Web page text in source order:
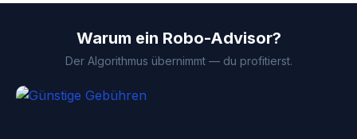
Warum ein Robo-Advisor?
Der Algorithmus übernimmt — du profitierst.